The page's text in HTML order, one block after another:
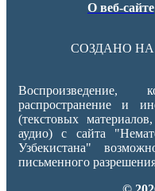
О веб-сайте
СОЗДАНО
Воспроизведение,
распространение и
(текстовых
аудио) с сайта
Узбекистана"
письменного